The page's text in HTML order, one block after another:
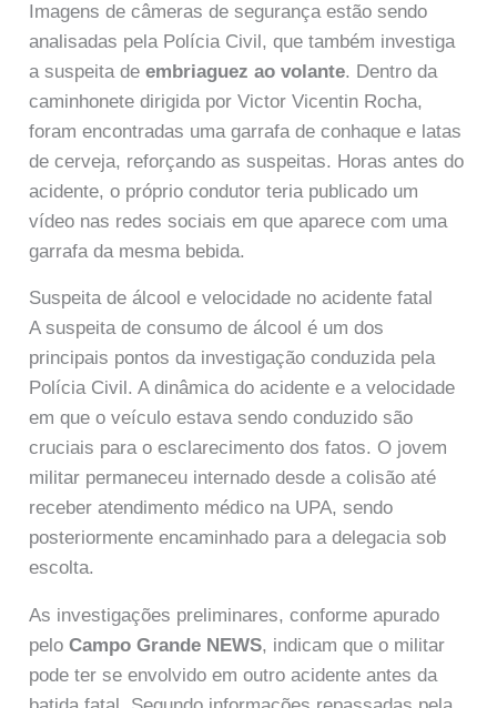
Imagens de câmeras de segurança estão sendo
analisadas pela Polícia Civil, que também investiga
a suspeita deembriaguez ao volante. Dentro da
caminhonete dirigida por Victor Vicentin Rocha,
foram encontradas uma garrafa de conhaque e latas
de cerveja, reforçando as suspeitas. Horas antes do
acidente, o próprio condutor teria publicado um
vídeo nas redes sociais em que aparece com uma
garrafa da mesma bebida.
Suspeita de álcool e velocidade no acidente fatal
A suspeita de consumo de álcool é um dos
principais pontos da investigação conduzida pela
Polícia Civil. A dinâmica do acidente e a velocidade
em que o veículo estava sendo conduzido são
cruciais para o esclarecimento dos fatos. O jovem
militar permaneceu internado desde a colisão até
receber atendimento médico na UPA, sendo
posteriormente encaminhado para a delegacia sob
escolta.
As investigações preliminares, conforme apurado
peloCampo Grande NEWS, indicam que o militar
pode ter se envolvido em outro acidente antes da